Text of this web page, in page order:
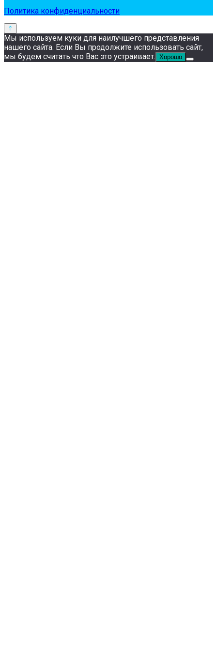
Политика конфиденциальности
Мы используем куки для наилучшего представления
нашего сайта. Если Вы продолжите использовать сайт,
мы будем считать что Вас это устраивает. Хорошо